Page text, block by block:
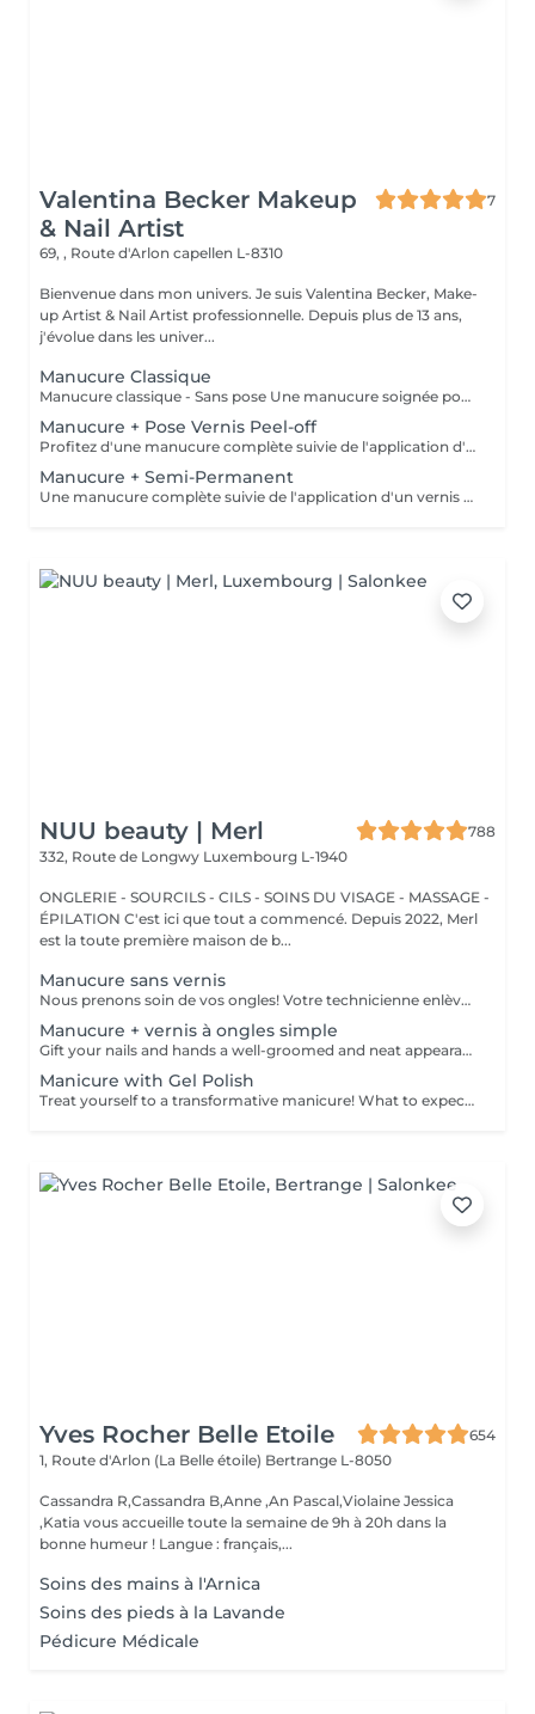
Valentina Becker Makeup
& Nail Artist
7
69, , Route d'Arlon capellen L-8310
Bienvenue dans mon univers. Je suis Valentina Becker, Make-
up Artist & Nail Artist professionnelle. Depuis plus de 13 ans,
j'évolue dans les univer...
Manucure Classique
Manucure classique - Sans pose Une manucure soignée pour des mains propres, élégantes et naturelles. La prestation comprend la mise en forme des ongles, le soin des cuticules, un léger polissage si nécessaire, ainsi que l'application d'une huile nourrissante et d'une crème hydratante. Cette prestation ne comprend pas de pose de vernis.
Manucure + Pose Vernis Peel-off
Profitez d'une manucure complète suivie de l'application d'un vernis Peel-Off. Ce système innovant offre une finition brillante et une tenue prolongée. Grâce à sa polymérisation sous lampe LED, le vernis est immédiatement sec : pas de traces, pas de marques ni d'empreintes après la prestation. Je n'utilise pas de vernis à ongles traditionnel, car le système Peel-Off est plus respectueux de l'ongle naturel, dégage moins d'odeurs, tient plus longtemps et permet un retrait plus doux.
Manucure + Semi-Permanent
Une manucure complète suivie de l'application d'un vernis semi-permanent. Idéal pour celles et ceux qui souhaitent des ongles brillants, soignés et résistants pendant environ 2 à 3 semaines. Le vernis semi-permanent doit être retiré ou renouvelé en institut.
NUU beauty | Merl
788
332, Route de Longwy Luxembourg L-1940
ONGLERIE - SOURCILS - CILS - SOINS DU VISAGE - MASSAGE -
ÉPILATION C'est ici que tout a commencé. Depuis 2022, Merl
est la toute première maison de b...
Manucure sans vernis
Nous prenons soin de vos ongles! Votre technicienne enlèvera délicatement les cellules mortes, façonnera et limera vos ongles, et polira la surface extérieure pour un fini lisse et naturel. Nos experts proposent des manucures à bords, hardware ou combinées, selon vos préférences. Comment se fait une manucure sans vernis? - la peau rugueuse est délicatement enlevée - la forme de la plaque de l'ongle est corrigée avec douceur - les cuticules et bords latéraux sont soigneusement traités - de l'huile nourrissante pour les cuticules et de la crème pour les mains sont appliquées pour nourrir et hydrater Limitations d'âge: recommandé à partir de 14 ans. Recommandations post-procédure: aucun soin particulier n'est nécessaire après cette procédure. Fréquence: une fois toutes les 3 semaines.
Manucure + vernis à ongles simple
Gift your nails and hands a well-groomed and neat appearance! Your technician will effectively remove dead skin cells, shape and file nails, and buff the outer surface. A regular nail polish is applied at the end of this treatment. Our masters do edged, hardware, or combined manicure. How is manicure with simple nail polish done? - rough skin is removed - the shape of the nail plate is corrected - the cuticle and side ridges are corrected - nail polish is applied - cuticle oil and hand cream are applied Age restrictions: recommended to do from 14 years. Post procedure recommendations: there are no post recommendations for this procedure. Frequency: once in 3 weeks.
Manicure with Gel Polish
Treat yourself to a transformative manicure! What to expect: - old polish is removed as a bonus - rough skin is removed - nails are shaped - cuticles and side ridges are polished - reinforcement is performed if chosen - semi-permanent polish is applied - cuticle oil and hand cream are applied Age: 16+ Frequency: every 3 weeks for best results. *Removal of old semi-permanent polish is included with the manicure. If you want a separate removal appointment, we charge €20 for the careful process that protects your nails. For the manicure, we leave a thin layer of old polish under the new layer to enhance the durability of the semi-permanent polish. *Please note that if semipermanent nail polish without manicure is chosen, rough skin, cuticle and side ridges won't be removed.
Yves Rocher Belle Etoile
654
1, Route d'Arlon (La Belle étoile) Bertrange L-8050
Cassandra R,Cassandra B,Anne ,An Pascal,Violaine Jessica
,Katia vous accueille toute la semaine de 9h à 20h dans la
bonne humeur ! Langue : français,...
Soins des mains à l'Arnica
Soins des pieds à la Lavande
Pédicure Médicale